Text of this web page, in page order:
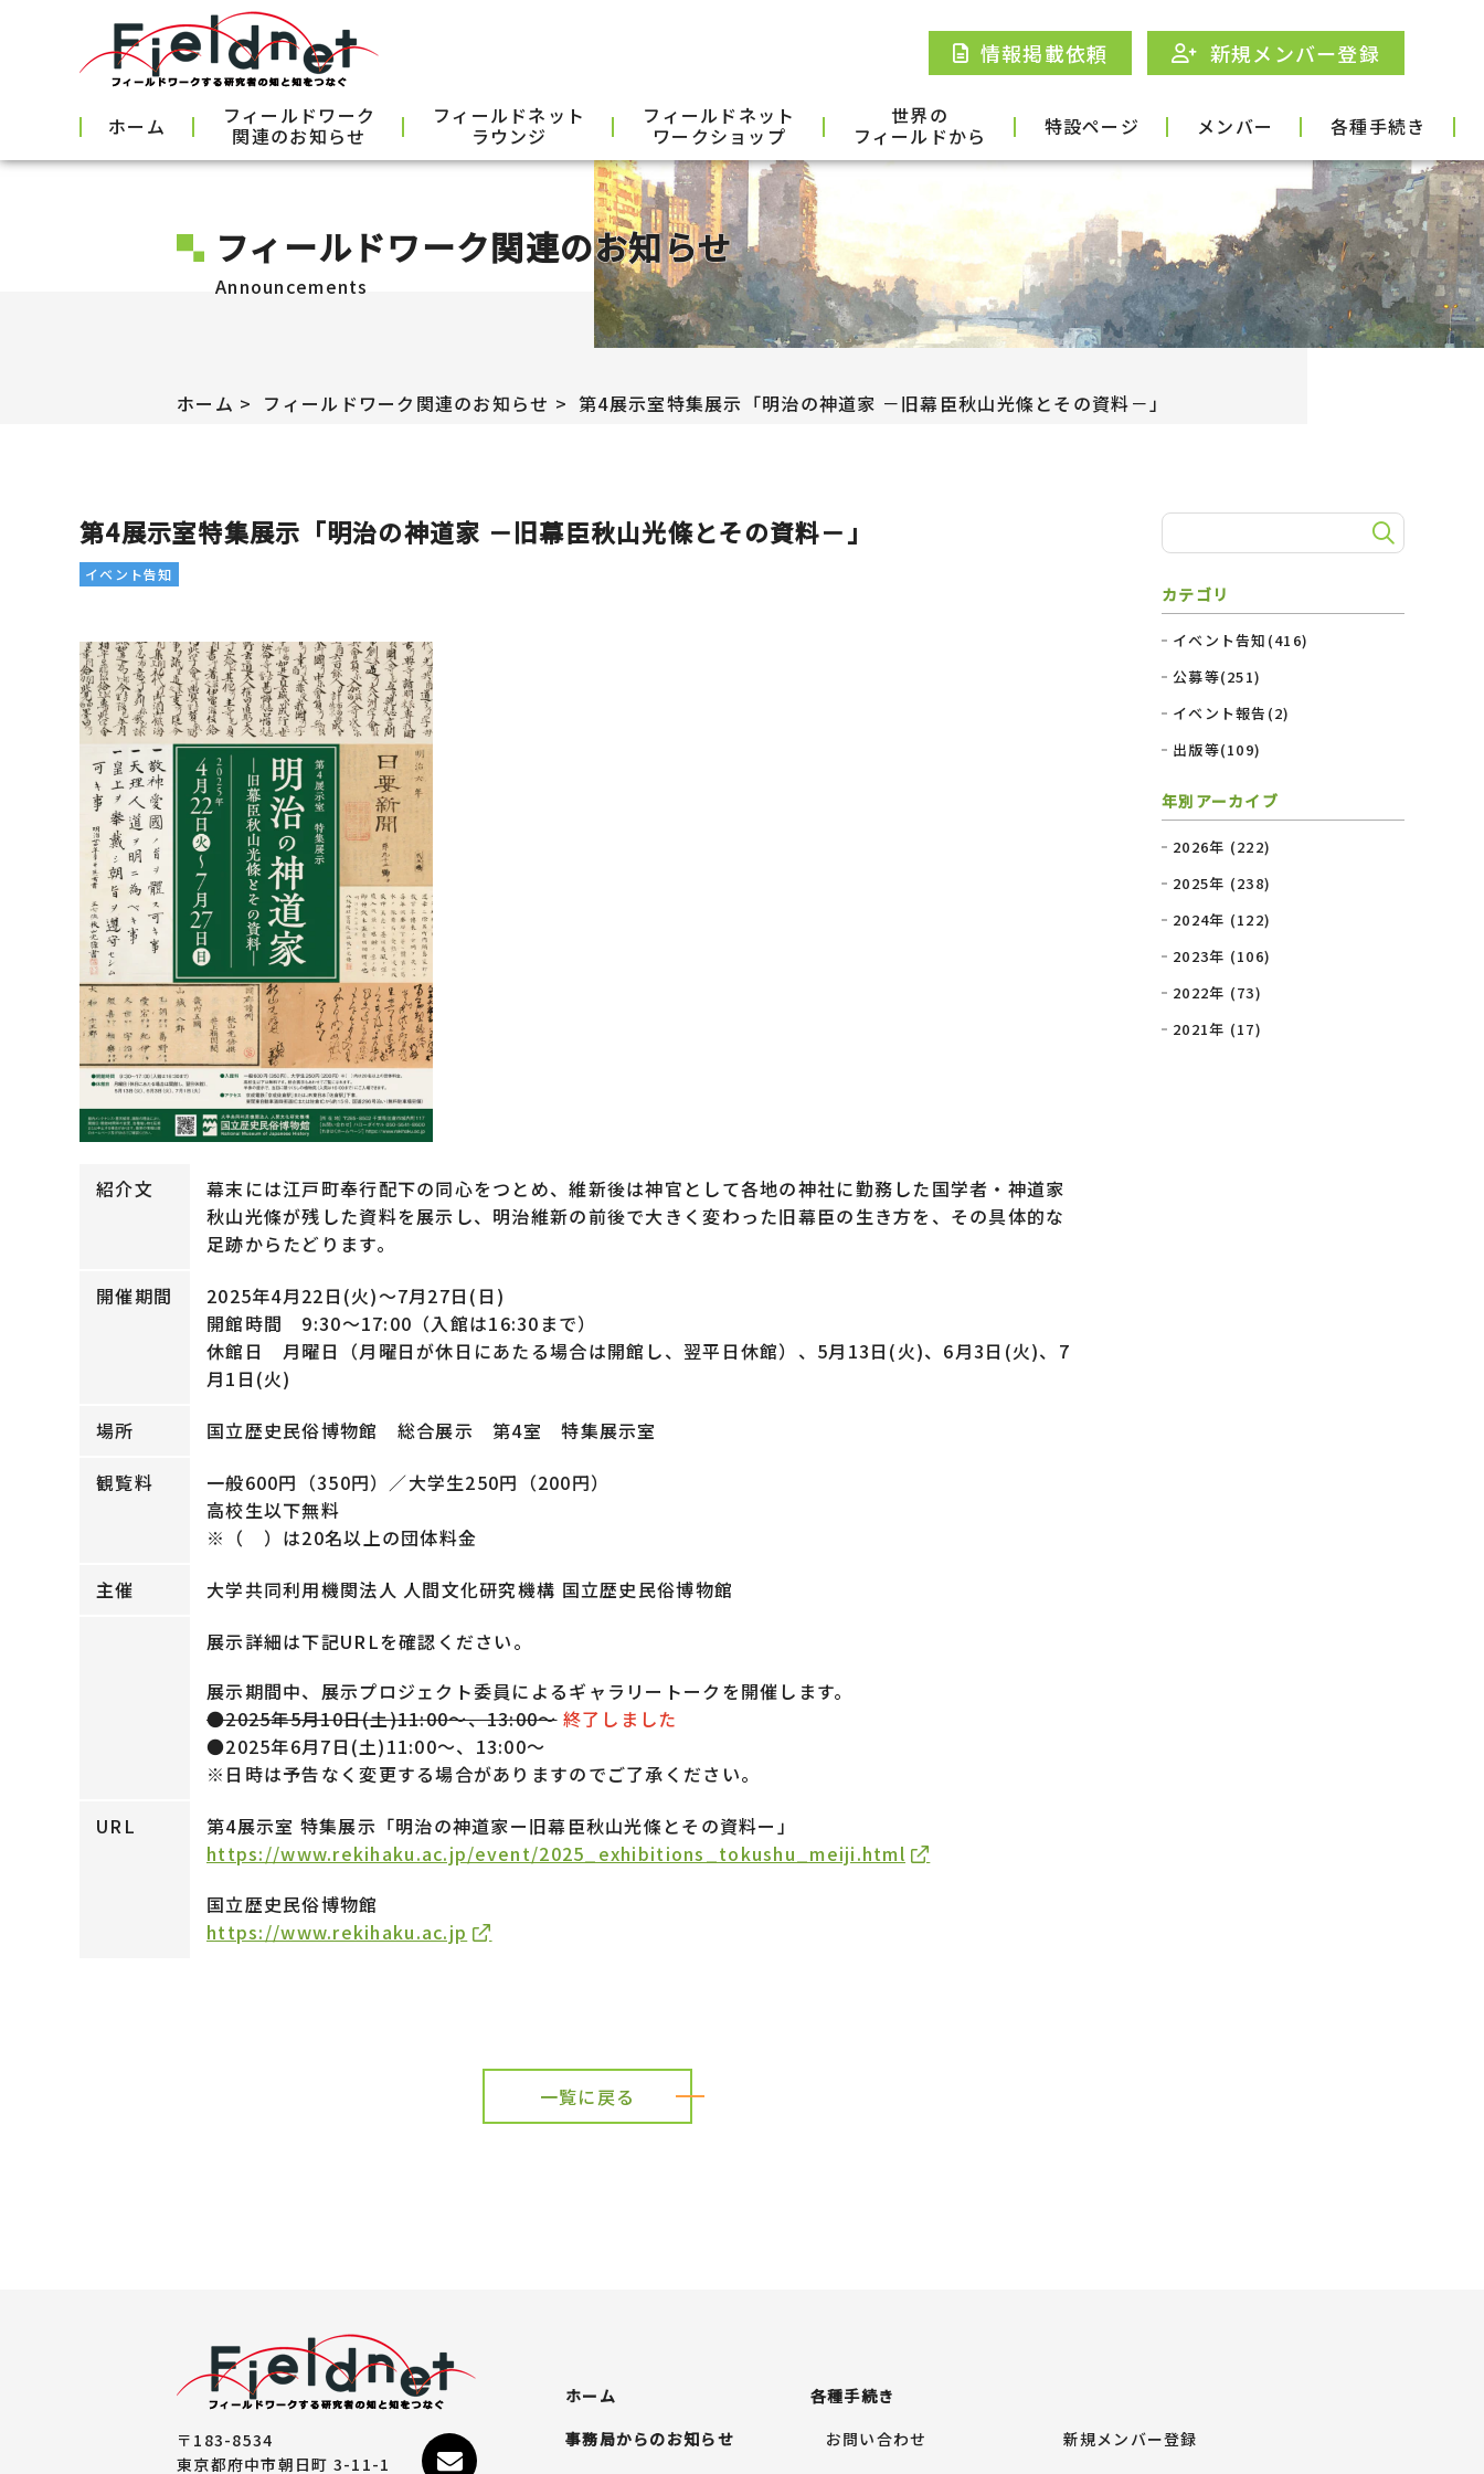
情報掲載依頼 新規メンバー登録
ホーム フィールドワーク
関連のお知らせ
フィールドネット
ラウンジ
フィールドネット
ワークショップ
世界の
フィールドから 特設ページ メンバー 各種手続き
フィールドワーク関連のお知らせ
Announcements
ホーム フィールドワーク関連のお知らせ 第4展示室特集展示「明治の神道家 －旧幕臣秋山光條とその資料－」
第4展示室特集展示「明治の神道家 －旧幕臣秋山光條とその資料－」
イベント告知
紹介文
幕末には江戸町奉行配下の同心をつとめ、維新後は神官として各地の神社に勤務した国学者・神道家
秋山光條が残した資料を展示し、明治維新の前後で大きく変わった旧幕臣の生き方を、その具体的な
足跡からたどります。
開催期間
2025年4月22日(火)～7月27日(日)
開館時間 9:30～17:00（入館は16:30まで）
休館日 月曜日（月曜日が休日にあたる場合は開館し、翌平日休館）、5月13日(火)、6月3日(火)、7
月1日(火)
場所
国立歴史民俗博物館 総合展示 第4室 特集展示室
観覧料
一般600円（350円）／大学生250円（200円）
高校生以下無料
※（ ）は20名以上の団体料金
主催
大学共同利用機関法人 人間文化研究機構 国立歴史民俗博物館
展示詳細は下記URLを確認ください。
展示期間中、展示プロジェクト委員によるギャラリートークを開催します。
●2025年5月10日(土)11:00～、13:00～ 終了しました
●2025年6月7日(土)11:00～、13:00〜
※日時は予告なく変更する場合がありますのでご了承ください。
URL
第4展示室 特集展示「明治の神道家ー旧幕臣秋山光條とその資料ー」
https://www.rekihaku.ac.jp/event/2025_exhibitions_tokushu_meiji.html
国立歴史民俗博物館
https://www.rekihaku.ac.jp
一覧に戻る
カテゴリ
イベント告知(416)
公募等(251)
イベント報告(2)
出版等(109)
年別アーカイブ
2026年 (222)
2025年 (238)
2024年 (122)
2023年 (106)
2022年 (73)
2021年 (17)
〒183-8534
東京都府中市朝日町 3-11-1
ホーム
事務局からのお知らせ
各種手続き
お問い合わせ
新規メンバー登録